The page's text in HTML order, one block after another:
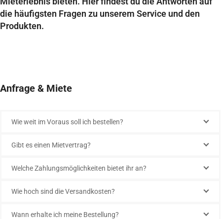
die häufigsten Fragen zu unserem Service und den
Produkten.
Anfrage & Miete
Wie weit im Voraus soll ich bestellen?
Gibt es einen Mietvertrag?
Welche Zahlungsmöglichkeiten bietet ihr an?
Wie hoch sind die Versandkosten?
Wann erhalte ich meine Bestellung?